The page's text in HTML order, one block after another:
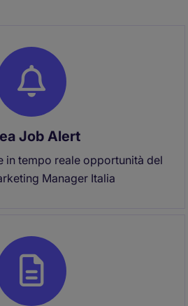
Job Alert
in tempo reale opportunità del
Manager Italia